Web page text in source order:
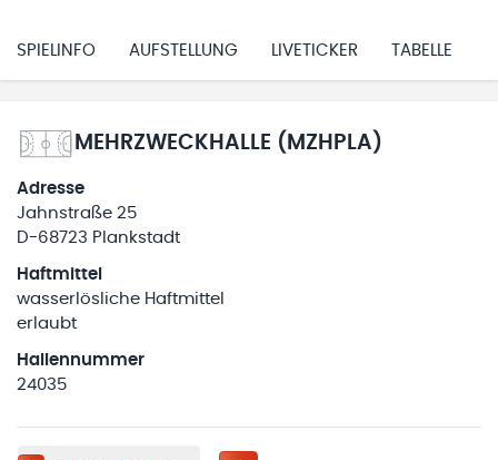
SPIELINFO AUFSTELLUNG LIVETICKER TABELLE
MEHRZWECKHALLE (MZHPLA)
Adresse
Jahnstraße 25
D-68723 Plankstadt
Haftmittel
wasserlösliche Haftmittel
erlaubt
Hallennummer
24035